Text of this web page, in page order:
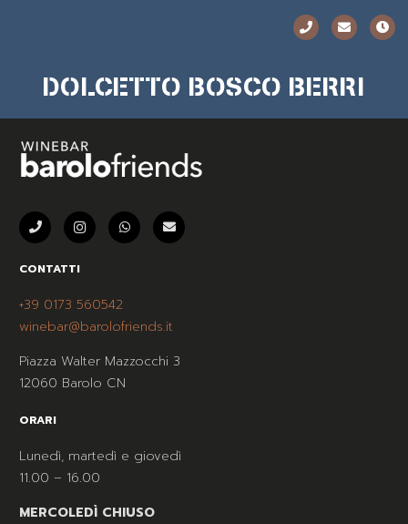
DOLCETTO BOSCO BERRI
CONTATTI
+39 0173 560542
winebar@barolofriends.it
Piazza Walter Mazzocchi 3
12060 Barolo CN
ORARI
Lunedì, martedì e giovedì
11.00 – 16.00
MERCOLEDÌ CHIUSO